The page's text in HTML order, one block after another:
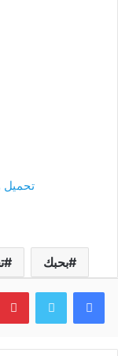
تحميل
بحبك
فيسبوك تويتر